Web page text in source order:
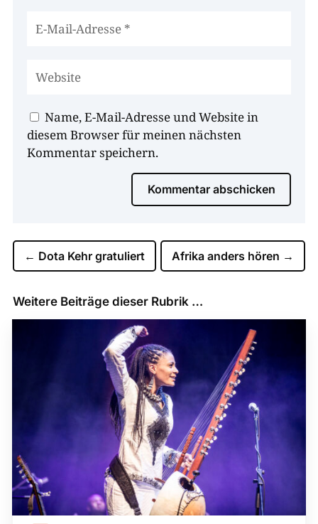
Name, E-Mail-Adresse und Website in
diesem Browser für meinen nächsten
Kommentar speichern.
Kommentar abschicken
← Dota Kehr gratuliert Afrika anders hören →
Weitere Beiträge dieser Rubrik …